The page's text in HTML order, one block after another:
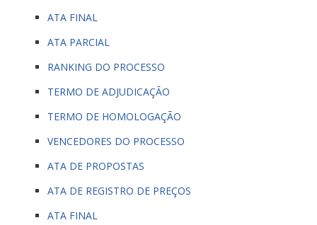
ATA FINAL
ATA PARCIAL
RANKING DO PROCESSO
TERMO DE ADJUDICAÇÃO
TERMO DE HOMOLOGAÇÃO
VENCEDORES DO PROCESSO
ATA DE PROPOSTAS
ATA DE REGISTRO DE PREÇOS
ATA FINAL